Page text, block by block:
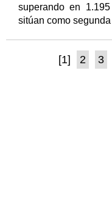
superando en
sitúan como
[1] 2 3